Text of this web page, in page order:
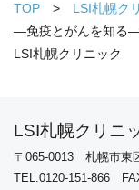
TOP
LSI札幌ク
―免疫とがんを知る―
LSI札幌クリニック
LSI札幌クリニ
〒065-0013 札幌市東
TEL.0120-151-866